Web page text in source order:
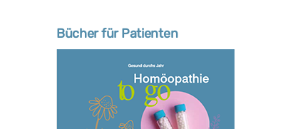
Bücher für Patienten